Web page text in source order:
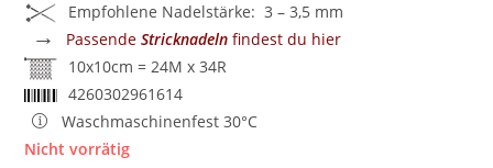
Empfohlene Nadelstärke: 3 – 3,5 mm
→ PassendeStricknadeln findest du hier
10x10cm = 24M x 34R
4260302961614
Waschmaschinenfest 30°C
Nicht vorrätig